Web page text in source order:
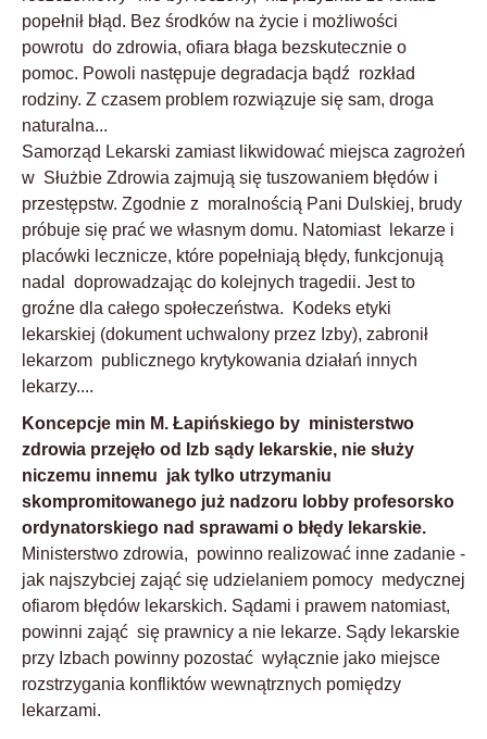
popełnił błąd. Bez środków na życie i możliwości
powrotu do zdrowia, ofiara błaga bezskutecznie o
pomoc. Powoli następuje degradacja bądź rozkład
rodziny. Z czasem problem rozwiązuje się sam, droga
naturalna...
Samorząd Lekarski zamiast likwidować miejsca zagrożeń
w Służbie Zdrowia zajmują się tuszowaniem błędów i
przestępstw. Zgodnie z moralnością Pani Dulskiej, brudy
próbuje się prać we własnym domu. Natomiast lekarze i
placówki lecznicze, które popełniają błędy, funkcjonują
nadal doprowadzając do kolejnych tragedii. Jest to
groźne dla całego społeczeństwa. Kodeks etyki
lekarskiej (dokument uchwalony przez Izby), zabronił
lekarzom publicznego krytykowania działań innych
lekarzy....
Koncepcje min M. Łapińskiego by ministerstwo
zdrowia przejęło od Izb sądy lekarskie, nie służy
niczemu innemu jak tylko utrzymaniu
skompromitowanego już nadzoru lobby profesorsko
ordynatorskiego nad sprawami o błędy lekarskie.
Ministerstwo zdrowia, powinno realizować inne zadanie -
jak najszybciej zająć się udzielaniem pomocy medycznej
ofiarom błędów lekarskich. Sądami i prawem natomiast,
powinni zająć się prawnicy a nie lekarze. Sądy lekarskie
przy Izbach powinny pozostać wyłącznie jako miejsce
rozstrzygania konfliktów wewnątrznych pomiędzy
lekarzami.